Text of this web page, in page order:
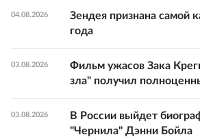
04.08.2026
Зендея признана самой
года
03.08.2026
Фильм ужасов Зака
зла" получил
03.08.2026
В России выйдет
"Чернила" Дэнни Бойла